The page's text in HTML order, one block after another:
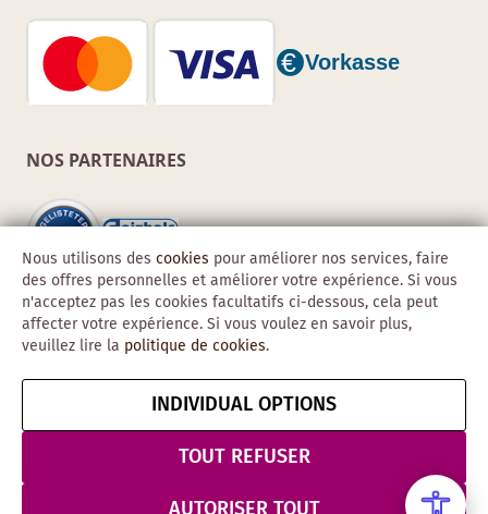
NOS PARTENAIRES
Copyright © 2026 Obadis GmbH
MentionsCGVConfidentialité
& Sécurité
Résilier le contrat
Nous utilisons des cookies pour améliorer nos services, faire
des offres personnelles et améliorer votre expérience. Si vous
n'acceptez pas les cookies facultatifs ci-dessous, cela peut
affecter votre expérience. Si vous voulez en savoir plus,
veuillez lire la politique de cookies.
INDIVIDUAL OPTIONS
TOUT REFUSER